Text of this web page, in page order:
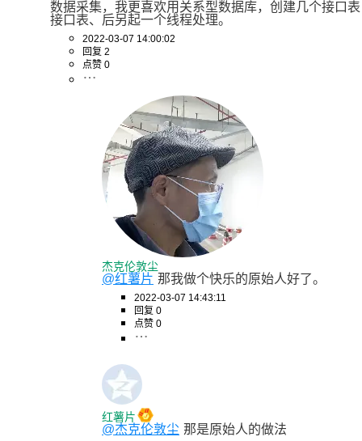
数据采集，我更喜欢用关系型数据库，创建几个接口
接口表、后另起一个线程处理。
2022-03-07 14:00:02
回复 2
点赞 0
杰克伦敦尘
@红薯片 那我做个快乐的原始人好了。
2022-03-07 14:43:11
回复 0
点赞 0
红薯片
@杰克伦敦尘 那是原始人的做法